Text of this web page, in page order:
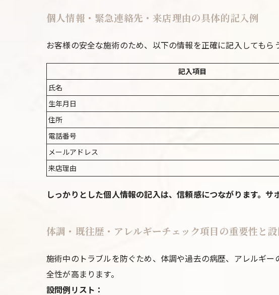
個人情報・緊急連絡先・来店理由の具体的記入例
お客様の安全な施術のため、以下の情報を正確に記入しても
記入項目
氏名
生年月日
住所
電話番号
メールアドレス
来店理由
しっかりとした個人情報の記入は、信頼感につながります。
体調・既往歴・アレルギーチェック項目の重要性と設
施術中のトラブルを防ぐため、体調や過去の病歴、アレルギ
全性が高まります。
設問例リスト：